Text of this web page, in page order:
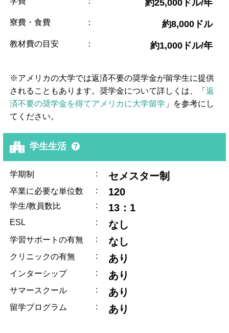
約25,000ドル/年
寮費・食費 ： 約8,000ドル
教材費の目安 ： 約1,000ドル/年
※アメリカの大学では返済不要の奨学金が留学生に提供
されることもあります。奨学金について詳しくは、「返
済不要の奨学金を得てアメリカに大学留学 」を参考にし
てください。
学生生活
学期制 : セメスター制
卒業に必要な単位数 : 120
学生/教員数比 : 13：1
ESL : なし
学習サポートの有無 : なし
クリニックの有無 : あり
インターシップ : あり
サマースクール : あり
留学プログラム : あり